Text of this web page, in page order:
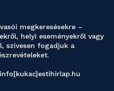
megkeresésekre –
helyi eseményekről vagy
szívesen fogadjuk a